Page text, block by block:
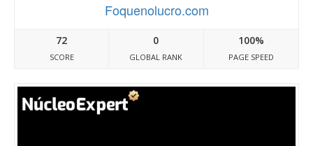
Foquenolucro.com
72
SCORE
0
GLOBAL RANK
100%
PAGE SPEED